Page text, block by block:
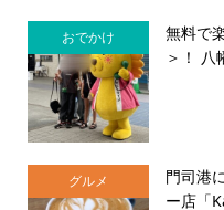
おでかけ
無料で
＞！ 八
グルメ
門司港
ー店「